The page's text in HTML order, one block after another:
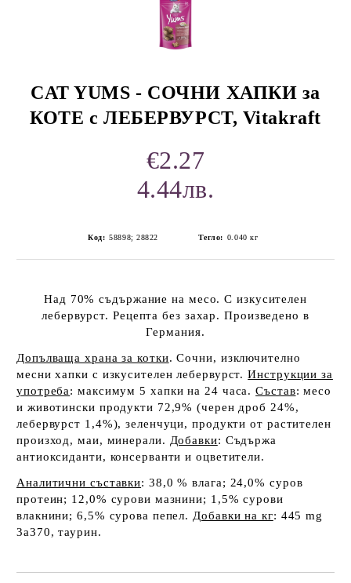
CAT YUMS - СОЧНИ ХАПКИ за
КОТЕ с ЛЕБЕРВУРСТ, Vitakraft
€2.27
4.44лв.
Код: 58898; 28822 Тегло: 0.040 кг
Над 70% съдържание на месо. С изкусителен
лебервурст. Рецепта без захар. Произведено в
Германия.
Допълваща храна за котки.Сочни, изключително
месни хапки с изкусителен лебервурст.Инструкции за
употреба: максимум 5 хапки на 24 часа.Състав: месо
и животински продукти 72,9% (черен дроб 24%,
лебервурст 1,4%), зеленчуци, продукти от растителен
произход, маи, минерали. Добавки: Съдържа
антиоксиданти, консерванти и оцветители.
Аналитични съставки: 38,0 % влага; 24,0% суров
протеин; 12,0% сурови мазнини; 1,5% сурови
влакнини; 6,5% сурова пепел. Добавки на кг: 445 mg
3а370, таурин.